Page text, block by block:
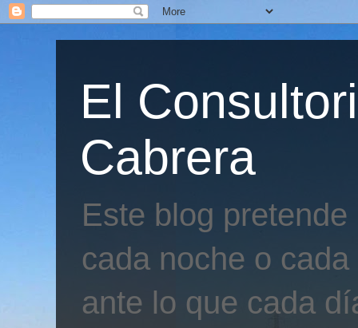
El
Cabrera
Este blog
cada noche o
ante lo que cada